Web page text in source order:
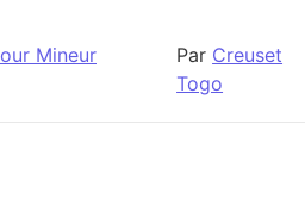
Mineur
Par Creuset
Togo